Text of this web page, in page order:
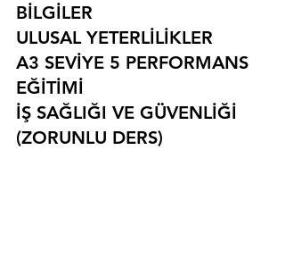
BİLGİLER
ULUSAL YETERLİLİKLER
A3 SEVİYE 5 PERFORMANS
EĞİTİMİ
İŞ SAĞLIĞI VE GÜVENLİĞİ
(ZORUNLU DERS)